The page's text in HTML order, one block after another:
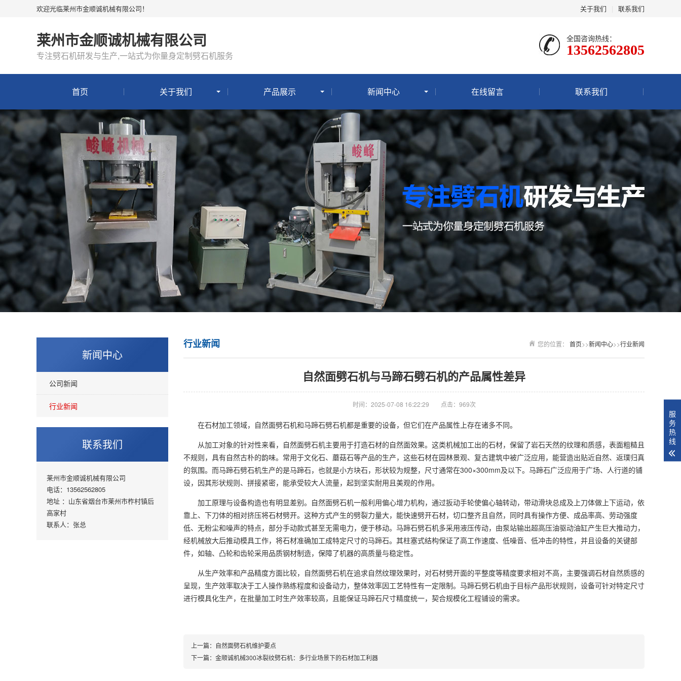
关于我们 联系我们
欢迎光临莱州市金顺诚机械有限公司！
莱州市金顺诚机械有限公司
专注劈石机研发与生产,一站式为你量身定制劈石机服务
全国咨询热线：
13562562805
首页 关于我们 产品展示 新闻中心 在线留言 联系我们
新闻中心
公司新闻
行业新闻
联系我们
莱州市金顺诚机械有限公司
电话：13562562805
地址 ：山东省烟台市莱州市柞村镇后
高家村
联系人：张总
您的位置： 首页>>新闻中心>>行业新闻
行业新闻
自然面劈石机与马蹄石劈石机的产品属性差异
时间：2025-07-08 16:22:29 点击：969次
在石材加工领域，自然面劈石机和马蹄石劈石机都是重要的设备，但它们在产品属性上存在诸多不同。
从加工对象的针对性来看，自然面劈石机主要用于打造石材的自然面效果。这类机械加工出的石材，保留了岩石天然的纹理和质感，表面粗糙且
不规则，具有自然古朴的韵味。常用于文化石、蘑菇石等产品的生产，这些石材在园林景观、复古建筑中被广泛应用，能营造出贴近自然、返璞归真
的氛围。而马蹄石劈石机生产的是马蹄石，也就是小方块石，形状较为规整，尺寸通常在300×300mm及以下。马蹄石广泛应用于广场、人行道的铺
设，因其形状规则、拼接紧密，能承受较大人流量，起到坚实耐用且美观的作用。
加工原理与设备构造也有明显差别。自然面劈石机一般利用偏心增力机构，通过扳动手轮使偏心轴转动，带动滑块总成及上刀体做上下运动，依
靠上、下刀体的相对挤压将石材劈开。这种方式产生的劈裂力量大，能快速劈开石材，切口整齐且自然，同时具有操作方便、成品率高、劳动强度
低、无粉尘和噪声的特点，部分手动款式甚至无需电力，便于移动。马蹄石劈石机多采用液压传动，由泵站输出超高压油驱动油缸产生巨大推动力，
经机械放大后推动模具工作，将石材准确加工成特定尺寸的马蹄石。其柱塞式结构保证了高工作速度、低噪音、低冲击的特性，并且设备的关键部
件，如轴、凸轮和齿轮采用品质钢材制造，保障了机器的高质量与稳定性。
从生产效率和产品精度方面比较，自然面劈石机在追求自然纹理效果时，对石材劈开面的平整度等精度要求相对不高，主要强调石材自然质感的
呈现，生产效率取决于工人操作熟练程度和设备动力，整体效率因工艺特性有一定限制。马蹄石劈石机由于目标产品形状规则，设备可针对特定尺寸
进行模具化生产，在批量加工时生产效率较高，且能保证马蹄石尺寸精度统一，契合规模化工程铺设的需求。
上一篇： 自然面劈石机维护要点
下一篇： 金顺诚机械300冰裂纹劈石机：多行业场景下的石材加工利器
服
务
热
线